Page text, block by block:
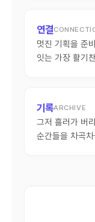
연결
멋진 기획을 준
잇는 가장 활기
기록ARCHIVE
그저 흘러가 버
순간들을 차곡